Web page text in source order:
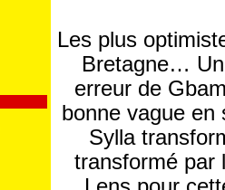
Les plus
Bretagne…
erreur de
bonne vague
Sylla
transformé par